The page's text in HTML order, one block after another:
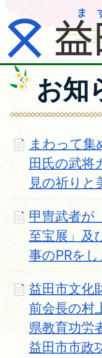
お知
まわって集
田氏の武将
見の祈りと
甲冑武者が
至宝展」及
事のPRを
益田市文化
前会長の村
県教育功労
益田市市政